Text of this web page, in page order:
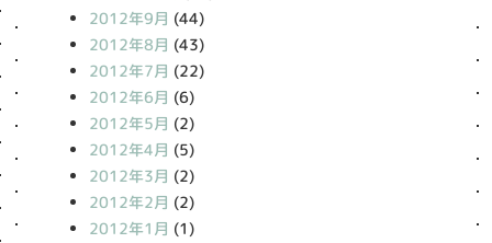
2012年9月 (44)
2012年8月 (43)
2012年7月 (22)
2012年6月 (6)
2012年5月 (2)
2012年4月 (5)
2012年3月 (2)
2012年2月 (2)
2012年1月 (1)